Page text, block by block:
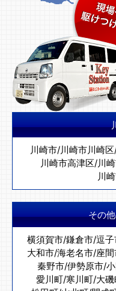
川崎市/川崎市川崎区
川崎市高津区/川
川
その
横須賀市/鎌倉市/逗子
大和市/海老名市/座間
秦野市/伊勢原市/
愛川町/寒川町/大磯